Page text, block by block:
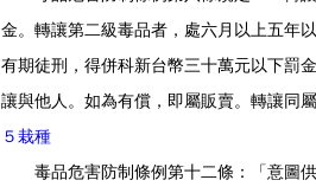
金。轉讓第二級毒品者，處六月以上五年
有期徒刑，得併科新台幣三十萬元以下罰
讓與他人。如為有償，即屬販賣。轉讓同
５栽種
毒品危害防制條例第十二條：「意圖供